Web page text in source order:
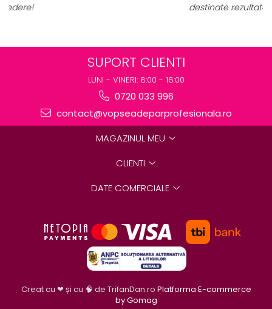
destinate rezultatelor de salon.
SUPORT CLIENTI
LUNI - VINERI: 8:00 - 16:00
0720 033 996
contact@vopseadeparprofesionala.ro
MAGAZINUL MEU
CLIENTI
DATE COMERCIALE
Creat cu ❤ și cu 🧠 de TrifanDan.ro Platforma E-commerce
by Gomag